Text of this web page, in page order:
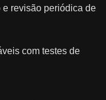
revisão periódica de
com testes de